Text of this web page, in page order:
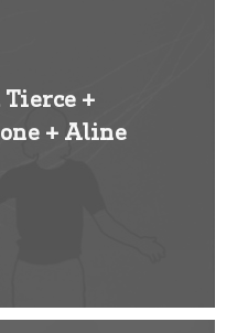
Tierce +
+ Aline